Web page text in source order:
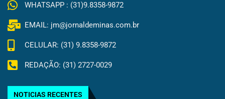
WHATSAPP : (31)9.8358-9872
EMAIL: jm@jornaldeminas.com.br
CELULAR: (31) 9.8358-9872
REDAÇÃO: (31) 2727-0029
NOTICIAS RECENTES